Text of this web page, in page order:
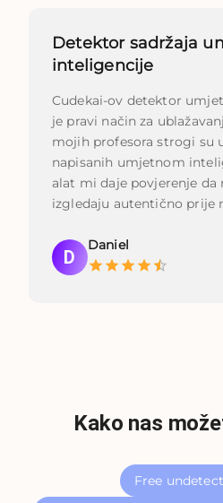
Detektor sadržaja
inteligencije
Cudekai-ov detektor
je pravi način za
mojih profesora strogi su
napisanih umjetnom
alat mi daje povjerenje da
izgledaju autentično prije
D
Daniel
Kako nas
Free